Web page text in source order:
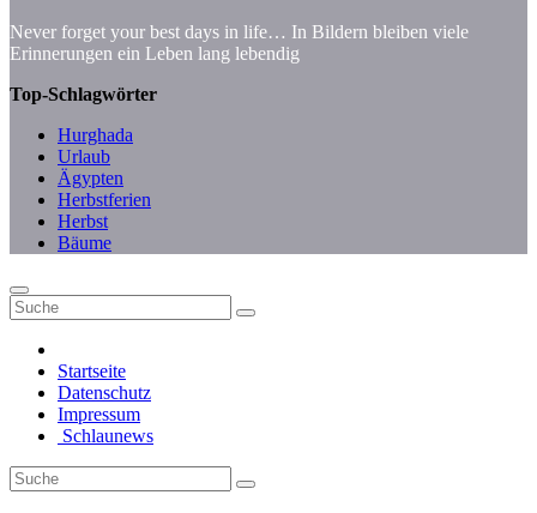
Never forget your best days in life… In Bildern bleiben viele
Erinnerungen ein Leben lang lebendig
Top-Schlagwörter
Hurghada
Urlaub
Ägypten
Herbstferien
Herbst
Bäume
Startseite
Datenschutz
Impressum
Schlaunews